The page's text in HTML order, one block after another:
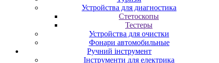
Устройства для диагностика
Стетоскопы
Тестеры
Устройства для очистки
Фонари автомобильные
Ручний інструмент
Інструменти для електрика